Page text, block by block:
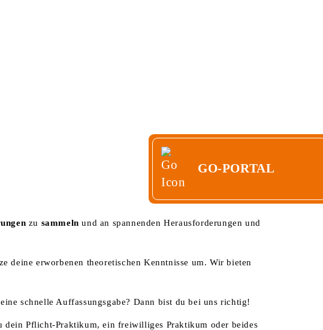
GO-PORTAL
zu sammeln und an spannenden Herausforderungen und
deine erworbenen theoretischen Kenntnisse um. Wir bieten
schnelle Auffassungsgabe? Dann bist du bei uns richtig!
dein Pflicht-Praktikum, ein freiwilliges Praktikum oder beides